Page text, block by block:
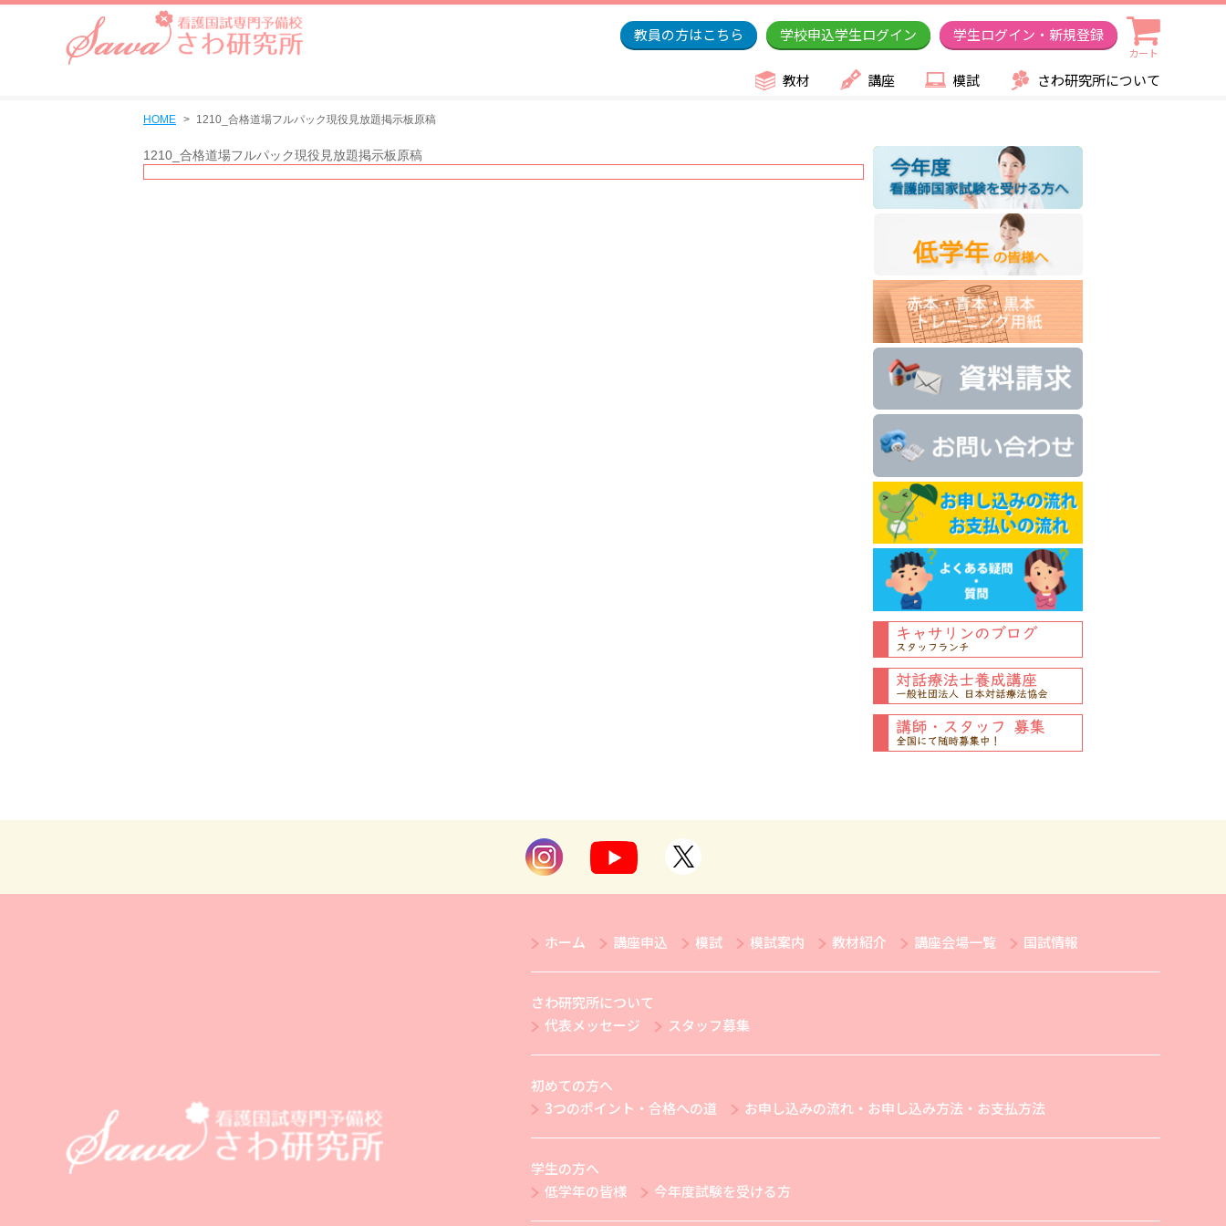
教員の方はこちら 学校申込学生ログイン 学生ログイン・新規登録
カート
教材 講座 模試 さわ研究所について
HOME 1210_合格道場フルパック現役見放題掲示板原稿
1210_合格道場フルパック現役見放題掲示板原稿
ホーム 講座申込 模試 模試案内 教材紹介 講座会場一覧 国試情報
さわ研究所について
代表メッセージ
スタッフ募集
初めての方へ
3つのポイント・合格への道
お申し込みの流れ・お申し込み方法・お支払方法
学生の方へ
低学年の皆様
今年度試験を受ける方